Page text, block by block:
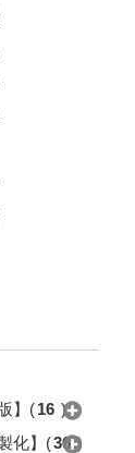
】 (16 )
化】 (36 )